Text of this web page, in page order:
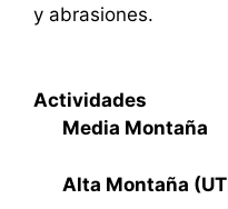
y abrasiones.
Actividades
Media Montaña
Alta Montaña